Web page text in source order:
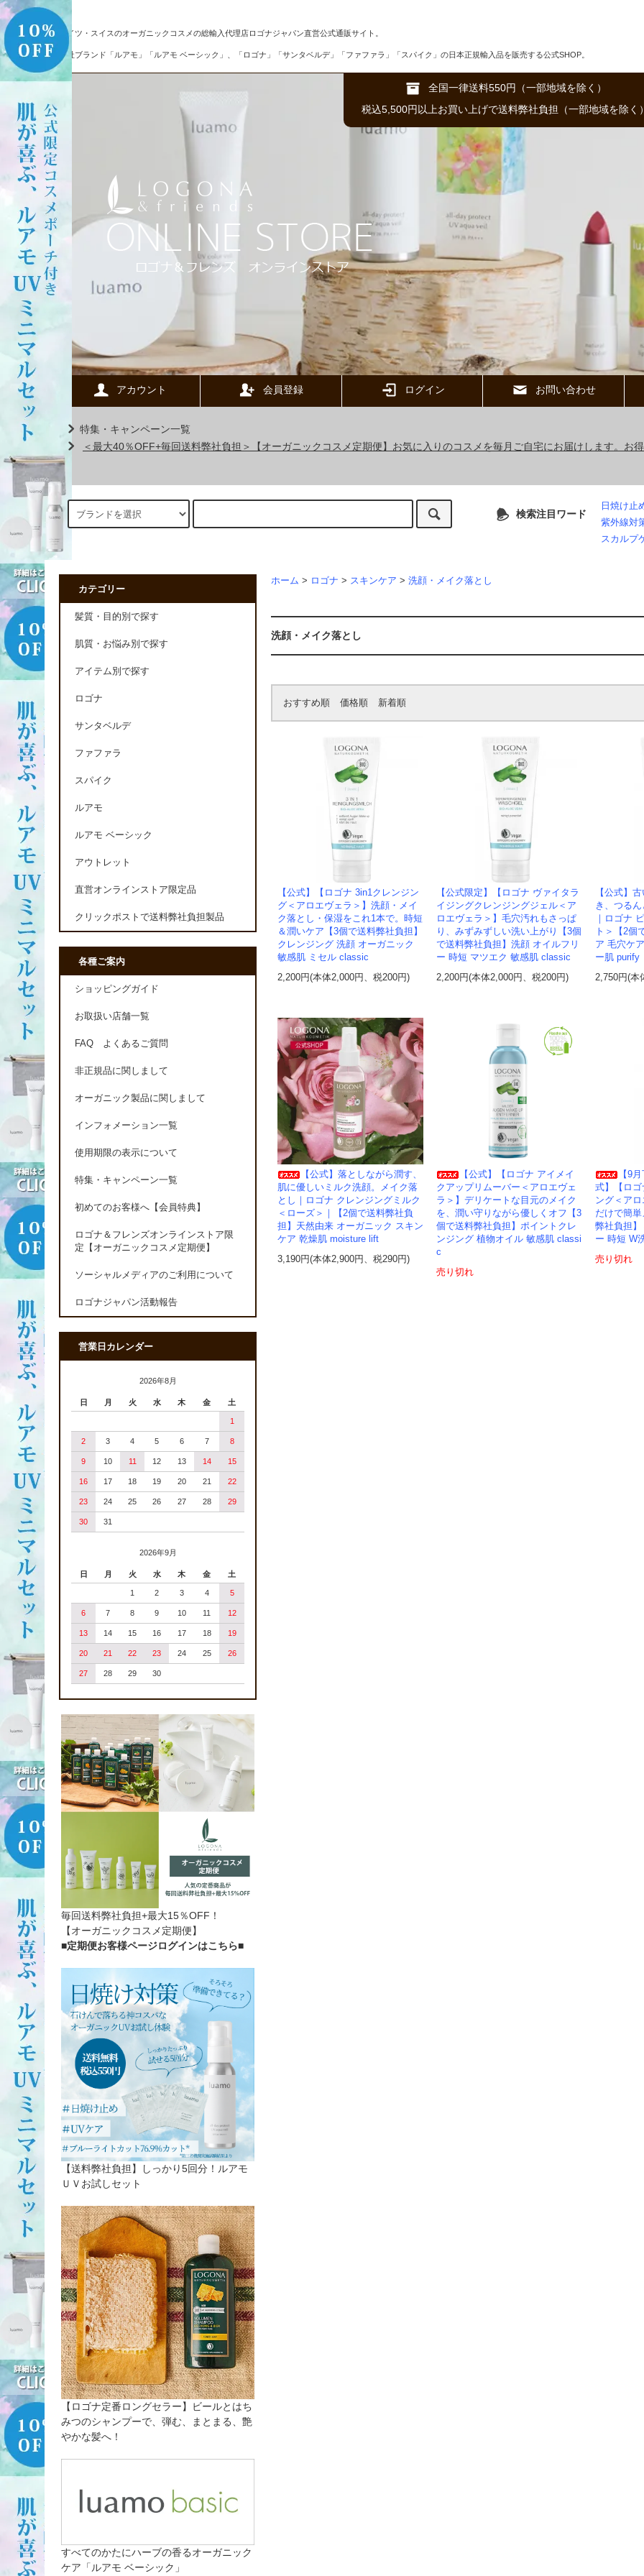
ドイツ・スイスのオーガニックコスメの総輸入代理店ロゴナジャパン直営公式通販サイト。
自社ブランド「ルアモ」「ルアモ ベーシック」、「ロゴナ」「サンタベルデ」「ファファラ」「スパイク」の日本正規輸入品を販売する公式SHOP。
全国一律送料550円（一部地域を除く）
税込5,500円以上お買い上げで送料弊社負担（一部地域を除く）
アカウント 会員登録 ログイン お問い合わせ
特集・キャンペーン一覧
＜最大40％OFF+毎回送料弊社負担＞【オーガニックコスメ定期便】お気に入りのコスメを毎月ご自宅にお届けします。お
検索注目ワード
日焼け止
紫外線対
スカルプ
ホーム > ロゴナ > スキンケア > 洗顔・メイク落とし
洗顔・メイク落とし
おすすめ順 価格順 新着順
【公式】【ロゴナ 3in1クレンジン
グ＜アロエヴェラ＞】洗顔・メイ
ク落とし・保湿をこれ1本で。時短
＆潤いケア【3個で送料弊社負担】
クレンジング 洗顔 オーガニック
敏感肌 ミセル classic
2,200円(本体2,000円、税200円)
【公式限定】【ロゴナ ヴァイタラ
イジングクレンジングジェル＜ア
ロエヴェラ＞】毛穴汚れもさっぱ
り、みずみずしい洗い上がり【3個
で送料弊社負担】洗顔 オイルフリ
ー 時短 マツエク 敏感肌 classic
2,200円(本体2,000円、税200円)
【公式】
き、つる
｜ロゴナ
ト＞【2個
ア 毛穴ケ
ー肌 purify
2,750円(本
【公式】落としながら潤す、
肌に優しいミルク洗顔。メイク落
とし｜ロゴナ クレンジングミルク
＜ローズ＞｜【2個で送料弊社負
担】天然由来 オーガニック スキン
ケア 乾燥肌 moisture lift
3,190円(本体2,900円、税290円)
【公式】【ロゴナ アイメイ
クアップリムーバー＜アロエヴェ
ラ＞】デリケートな目元のメイク
を、潤い守りながら優しくオフ【3
個で送料弊社負担】ポイントクレ
ンジング 植物オイル 敏感肌 classi
c
売り切れ
【9
式】【ロ
ング＜ア
だけで簡
弊社負担】
ー 時短 W
売り切れ
カテゴリー
髪質・目的別で探す
肌質・お悩み別で探す
アイテム別で探す
ロゴナ
サンタベルデ
ファファラ
スパイク
ルアモ
ルアモ ベーシック
アウトレット
直営オンラインストア限定品
クリックポストで送料弊社負担製品
各種ご案内
ショッピングガイド
お取扱い店舗一覧
FAQ よくあるご質問
非正規品に関しまして
オーガニック製品に関しまして
インフォメーション一覧
使用期限の表示について
特集・キャンペーン一覧
初めてのお客様へ【会員特典】
ロゴナ＆フレンズオンラインストア限
定【オーガニックコスメ定期便】
ソーシャルメディアのご利用について
ロゴナジャパン活動報告
営業日カレンダー
2026年8月
日 月 火 水 木 金 土
1
2 3 4 5 6 7 8
9 10 11 12 13 14 15
16 17 18 19 20 21 22
23 24 25 26 27 28 29
30 31
2026年9月
日 月 火 水 木 金 土
1 2 3 4 5
6 7 8 9 10 11 12
13 14 15 16 17 18 19
20 21 22 23 24 25 26
27 28 29 30
毎回送料弊社負担+最大15％OFF！
【オーガニックコスメ定期便】
■定期便お客様ページログインはこちら■
【送料弊社負担】しっかり5回分！ルアモ
ＵＶお試しセット
【ロゴナ定番ロングセラー】ビールとはち
みつのシャンプーで、弾む、まとまる、艶
やかな髪へ！
すべてのかたにハーブの香るオーガニック
ケア「ルアモ ベーシック」